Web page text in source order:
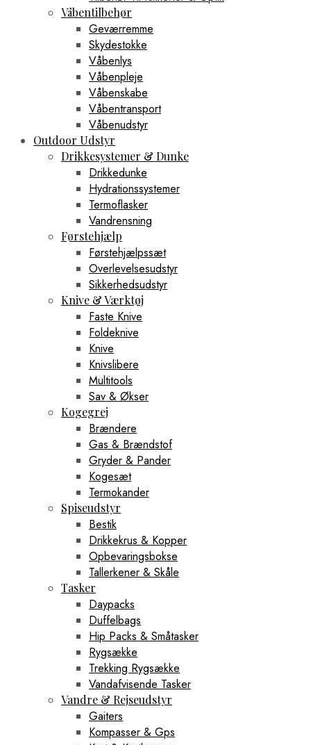
Våbentilbehør
Geværremme
Skydestokke
Våbenlys
Våbenpleje
Våbenskabe
Våbentransport
Våbenudstyr
Outdoor Udstyr
Drikkesystemer & Dunke
Drikkedunke
Hydrationssystemer
Termoflasker
Vandrensning
Førstehjælp
Førstehjælpssæt
Overlevelsesudstyr
Sikkerhedsudstyr
Knive & Værktøj
Faste Knive
Foldeknive
Knive
Knivslibere
Multitools
Sav & Økser
Kogegrej
Brændere
Gas & Brændstof
Gryder & Pander
Kogesæt
Termokander
Spiseudstyr
Bestik
Drikkekrus & Kopper
Opbevaringsbokse
Tallerkener & Skåle
Tasker
Daypacks
Duffelbags
Hip Packs & Småtasker
Rygsække
Trekking Rygsække
Vandafvisende Tasker
Vandre & Rejseudstyr
Gaiters
Kompasser & Gps